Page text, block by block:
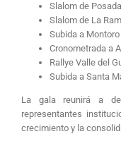
Slalom de
Slalom de La
Subida a
Cronometrada a
Rallye Valle del
Subida a Santa
La gala reunirá a
representantes
crecimiento y la